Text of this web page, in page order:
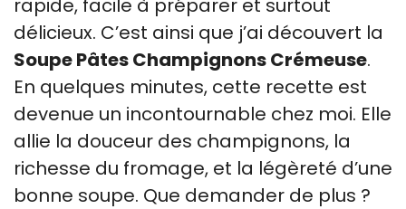
délicieux. C’est ainsi que j’ai découvert la
Soupe Pâtes Champignons Crémeuse.
En quelques minutes, cette recette est
devenue un incontournable chez moi. Elle
allie la douceur des champignons, la
richesse du fromage, et la légèreté d’une
bonne soupe. Que demander de plus ?